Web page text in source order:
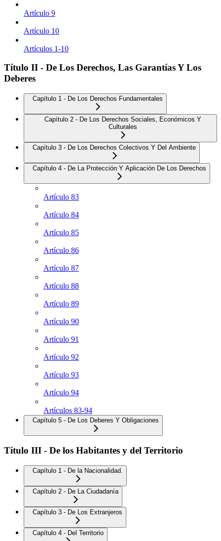
Artículo 9
Artículo 10
Artículos 1-10
Título II - De Los Derechos, Las Garantías Y Los
Deberes
Capítulo 1 - De Los Derechos Fundamentales
Capítulo 2 - De Los Derechos Sociales, Económicos Y
Culturales
Capítulo 3 - De Los Derechos Colectivos Y Del Ambiente
Capítulo 4 - De La Protección Y Aplicación De Los Derechos
Artículo 83
Artículo 84
Artículo 85
Artículo 86
Artículo 87
Artículo 88
Artículo 89
Artículo 90
Artículo 91
Artículo 92
Artículo 93
Artículo 94
Artículos 83-94
Capítulo 5 - De Los Deberes Y Obligaciones
Título III - De los Habitantes y del Territorio
Capítulo 1 - De la Nacionalidad.
Capítulo 2 - De La Ciudadanía
Capítulo 3 - De Los Extranjeros
Capítulo 4 - Del Territorio